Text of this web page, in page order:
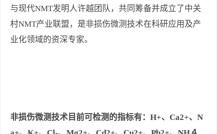
与现代NMT发明人许越团队，共同筹备并成立了中关
村NMT产业联盟，是非损伤微测技术在科研应用及产
业化领域的资深专家。
非损伤微测技术目前可检测的指标有： H+、 Ca2+、 N